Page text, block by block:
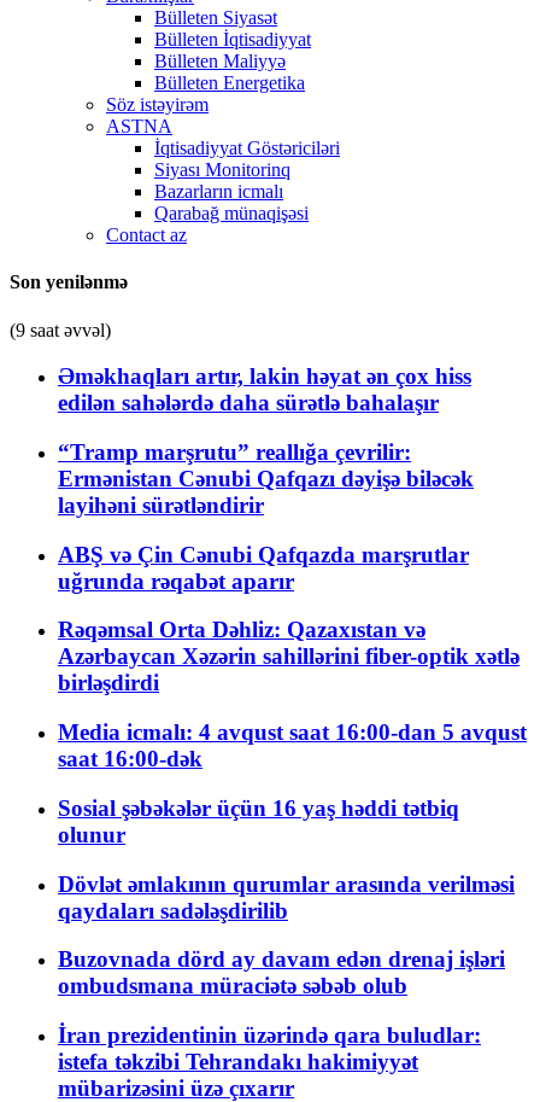
Bülleten Siyasət
Bülleten İqtisadiyyat
Bülleten Maliyyə
Bülleten Energetika
Söz istəyirəm
ASTNA
İqtisadiyyat Göstəriciləri
Siyası Monitorinq
Bazarların icmalı
Qarabağ münaqişəsi
Contact az
Son yenilənmə
(9 saat əvvəl)
Əməkhaqları artır, lakin həyat ən çox hiss
edilən sahələrdə daha sürətlə bahalaşır
“Tramp marşrutu” reallığa çevrilir:
Ermənistan Cənubi Qafqazı dəyişə biləcək
layihəni sürətləndirir
ABŞ və Çin Cənubi Qafqazda marşrutlar
uğrunda rəqabət aparır
Rəqəmsal Orta Dəhliz: Qazaxıstan və
Azərbaycan Xəzərin sahillərini fiber-optik xətlə
birləşdirdi
Media icmalı: 4 avqust saat 16:00-dan 5 avqust
saat 16:00-dək
Sosial şəbəkələr üçün 16 yaş həddi tətbiq
olunur
Dövlət əmlakının qurumlar arasında verilməsi
qaydaları sadələşdirilib
Buzovnada dörd ay davam edən drenaj işləri
ombudsmana müraciətə səbəb olub
İran prezidentinin üzərində qara buludlar:
istefa təkzibi Tehrandakı hakimiyyət
mübarizəsini üzə çıxarır